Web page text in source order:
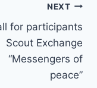
NEXT
for participants
Scout Exchange
“Messengers of
peace”